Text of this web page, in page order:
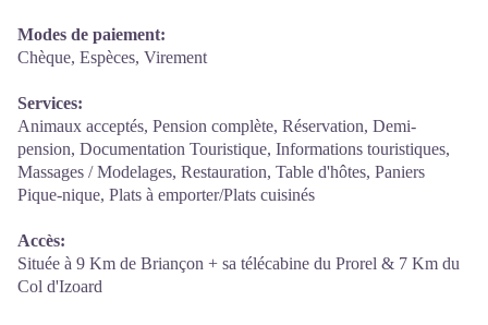
Modes de paiement:
Chèque, Espèces, Virement
Services:
Animaux acceptés, Pension complète, Réservation, Demi-
pension, Documentation Touristique, Informations touristiques,
Massages / Modelages, Restauration, Table d'hôtes, Paniers
Pique-nique, Plats à emporter/Plats cuisinés
Accès:
Située à 9 Km de Briançon + sa télécabine du Prorel & 7 Km du
Col d'Izoard